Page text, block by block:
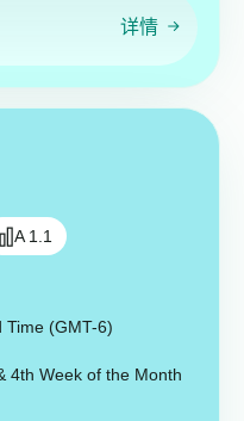
详情
A 1.1
Time (GMT-6)
4th Week of the Month